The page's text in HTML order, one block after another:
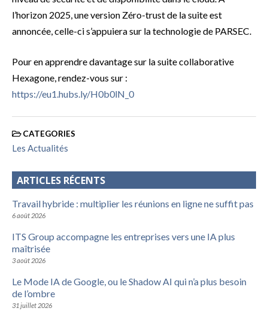
l’horizon 2025, une version Zéro-trust de la suite est
annoncée, celle-ci s’appuiera sur la technologie de PARSEC.
Pour en apprendre davantage sur la suite collaborative
Hexagone, rendez-vous sur :
https://eu1.hubs.ly/H0b0lN_0
CATEGORIES
Les Actualités
ARTICLES RÉCENTS
Travail hybride : multiplier les réunions en ligne ne suffit pas
6 août 2026
ITS Group accompagne les entreprises vers une IA plus
maîtrisée
3 août 2026
Le Mode IA de Google, ou le Shadow AI qui n’a plus besoin
de l’ombre
31 juillet 2026